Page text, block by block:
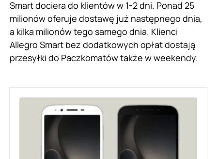
Smart dociera do klientów w 1-2 dni. Ponad 25
milionów oferuje dostawę już następnego dnia,
a kilka milionów tego samego dnia. Klienci
Allegro Smart bez dodatkowych opłat dostają
przesyłki do Paczkomatów także w weekendy.